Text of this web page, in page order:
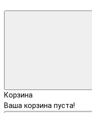
Корзина
Ваша корзина пуста!